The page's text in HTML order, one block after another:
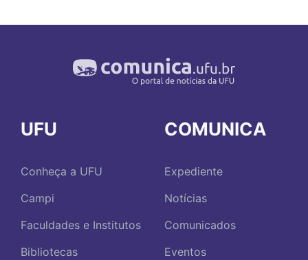
UFU
Conheça a UFU
Campi
Faculdades e Institutos
Bibliotecas
COMUNICA
Expediente
Notícias
Comunicados
Eventos